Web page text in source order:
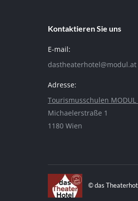
Kontaktieren Sie uns
E-mail:
dastheaterhotel@modul.at
Adresse:
Tourismusschulen
Michaelerstraße 1
1180 Wien
© das